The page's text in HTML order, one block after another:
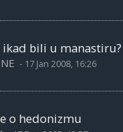
ikad bili u manastiru?
- 17 Jan 2008, 16:26
o hedonizmu